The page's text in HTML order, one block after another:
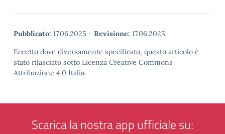
Pubblicato: 17.06.2025 - Revisione: 17.06.2025
Eccetto dove diversamente specificato, questo articolo è
stato rilasciato sotto Licenza Creative Commons
Attribuzione 4.0 Italia.
Scarica la nostra app ufficiale su: